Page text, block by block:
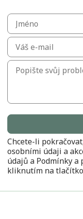
Chcete-li
osobními údaji a
údajů a Podmínky a
kliknutím na